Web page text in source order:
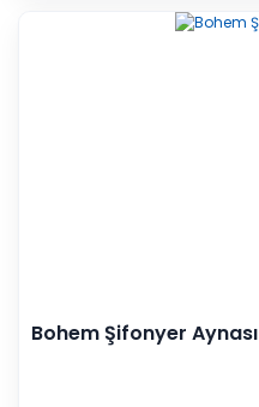
Bohem Şifonyer Aynası